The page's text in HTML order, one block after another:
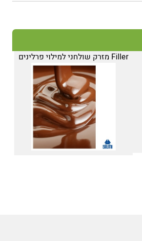
Filler מזרק שולחני למילוי פרלינים